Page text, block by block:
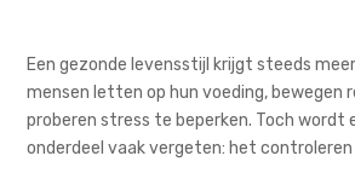
Een gezonde levensstijl krijgt steeds
mensen letten op hun voeding, bewegen
proberen stress te beperken. Toch wordt
onderdeel vaak vergeten: het controleren